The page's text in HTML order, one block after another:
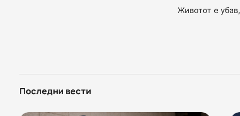
Животот е
Последни вести